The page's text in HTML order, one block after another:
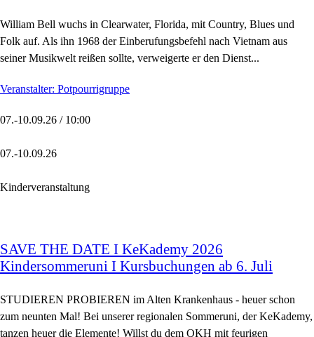
William Bell wuchs in Clearwater, Florida, mit Country, Blues und
Folk auf. Als ihn 1968 der Einberufungsbefehl nach Vietnam aus
seiner Musikwelt reißen sollte, verweigerte er den Dienst...
Veranstalter: Potpourrigruppe
07.-10.09.26 / 10:00
07.-10.09.26
Kinderveranstaltung
SAVE THE DATE I KeKademy 2026
Kindersommeruni I Kursbuchungen ab 6. Juli
STUDIEREN PROBIEREN im Alten Krankenhaus - heuer schon
zum neunten Mal! Bei unserer regionalen Sommeruni, der KeKademy,
tanzen heuer die Elemente! Willst du dem OKH mit feurigen